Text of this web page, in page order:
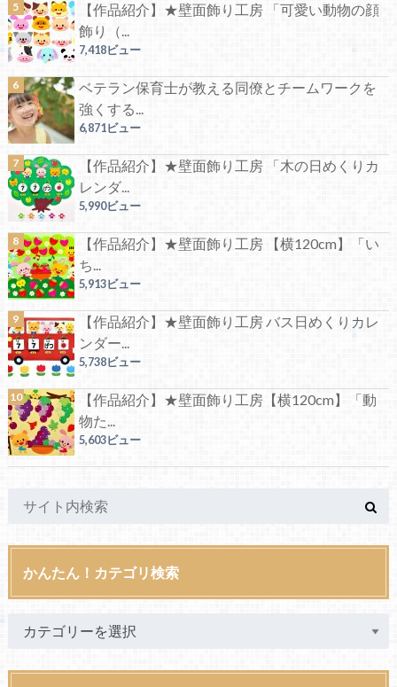
【作品紹介】★壁面飾り工房 「可愛い動物の顔
飾り（...
7,418ビュー
ベテラン保育士が教える同僚とチームワークを
強くする...
6,871ビュー
【作品紹介】★壁面飾り工房 「木の日めくりカ
レンダ...
5,990ビュー
【作品紹介】★壁面飾り工房 【横120cm】「い
ち...
5,913ビュー
【作品紹介】★壁面飾り工房 バス日めくりカレ
ンダー...
5,738ビュー
【作品紹介】★壁面飾り工房【横120cm】「動
物た...
5,603ビュー
かんたん！カテゴリ検索